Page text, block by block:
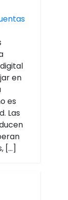
en
es
Las
[…]